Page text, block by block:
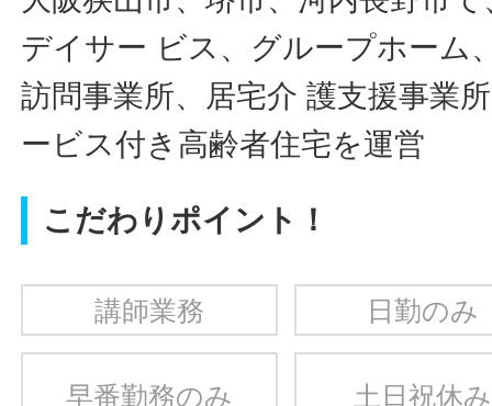
デイサー ビス、グループホーム
訪問事業所、居宅介 護支援事業
ービス付き高齢者住宅を運営
こだわりポイント！
講師業務 日勤のみ
早番勤務のみ 土日祝休み